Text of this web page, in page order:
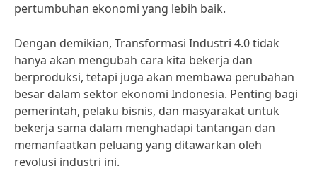
pertumbuhan ekonomi yang lebih baik.
Dengan demikian, Transformasi Industri 4.0 tidak
hanya akan mengubah cara kita bekerja dan
berproduksi, tetapi juga akan membawa perubahan
besar dalam sektor ekonomi Indonesia. Penting bagi
pemerintah, pelaku bisnis, dan masyarakat untuk
bekerja sama dalam menghadapi tantangan dan
memanfaatkan peluang yang ditawarkan oleh
revolusi industri ini.